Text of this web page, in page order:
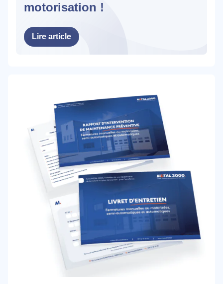
motorisation !
Lire article